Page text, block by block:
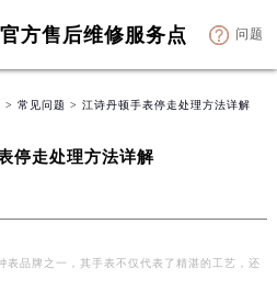
方售后维修服务点 问题
> 常见问题 > 江诗丹顿手表停走处理方法详解
停走处理方法详解
表品牌之一，其手表不仅代表了精湛的工艺，还